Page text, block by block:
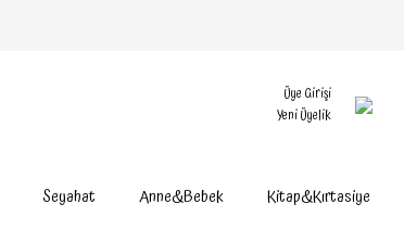
Üye Girişi
Yeni Üyelik
Seyahat Anne&Bebek Kitap&Kırtasiye